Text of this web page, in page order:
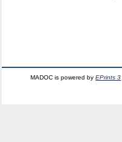
MADOC is powered byEPrints 3